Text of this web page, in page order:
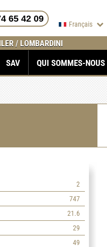
65 42 09
Français
/ LOMBARDINI
SAV QUI SOMMES-NOUS
2
747
21.6
29
49